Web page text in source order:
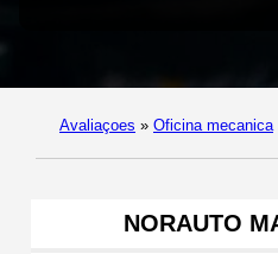
Avaliaçoes » Oficina mecanica
NORAUTO